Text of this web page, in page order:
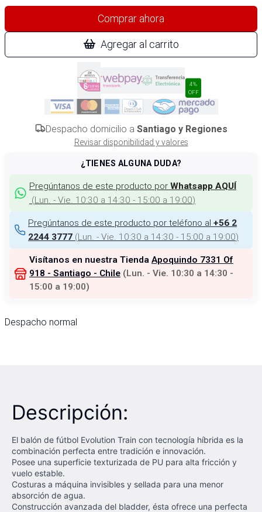
Comprar ahora
Agregar al carrito
4%
OFF
Despacho domicilio a Santiago y Regiones
Revisar disponibilidad y valores
¿TIENES ALGUNA DUDA?
Pregúntanos de este producto por Whatsapp AQUÍ
(Lun. - Vie. 10:30 a 14:30 - 15:00 a 19:00)
Pregúntanos de este producto por teléfono al +56 2
2244 3777 (Lun. - Vie. 10:30 a 14:30 - 15:00 a 19:00)
Visítanos en nuestra Tienda Apoquindo 7331 Of
918 - Santiago - Chile (Lun. - Vie. 10:30 a 14:30 -
15:00 a 19:00)
Despacho normal
Descripción:
El balón de fútbol Evolution Train con tecnología híbrida es la
combinación perfecta entre tradición e innovación.
Posee una superficie texturizada de PU para alta fricción y
vuelo estable.
Costuras a máquina invisibles y sellada para una menor
absorción de agua.
Construcción avanzada del bladder, ésta ofrece una perfecta